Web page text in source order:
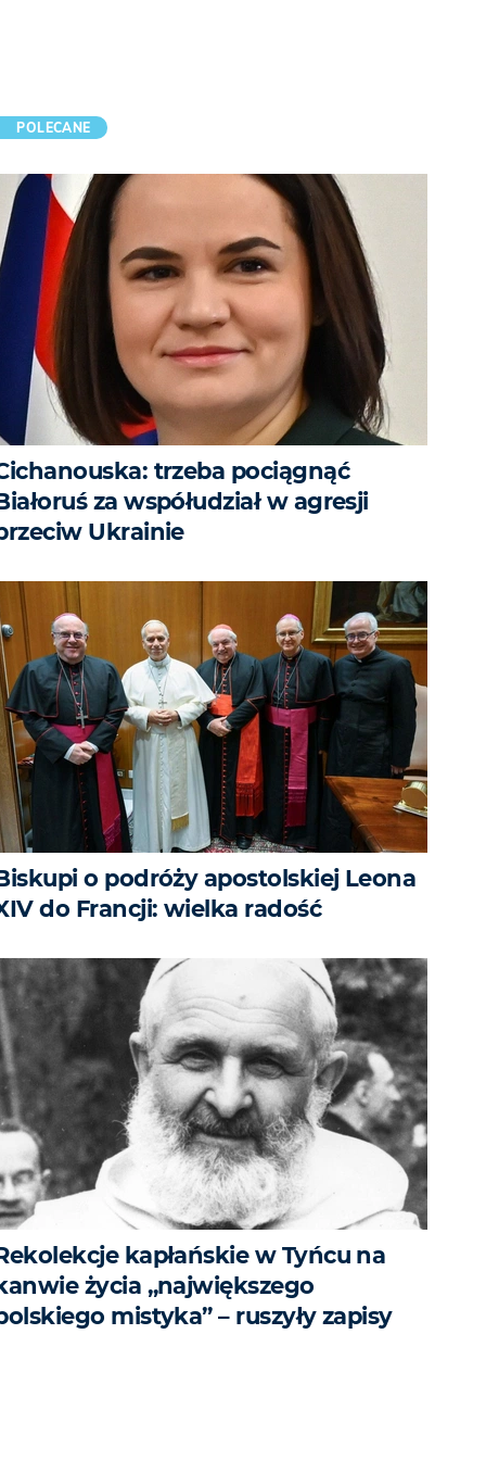
POLECANE
trzeba pociągnąć
za współudział w agresji
Ukrainie
o podróży apostolskiej Leona
do Francji: wielka radość
kapłańskie w Tyńcu na
życia „największego
mistyka” – ruszyły zapisy